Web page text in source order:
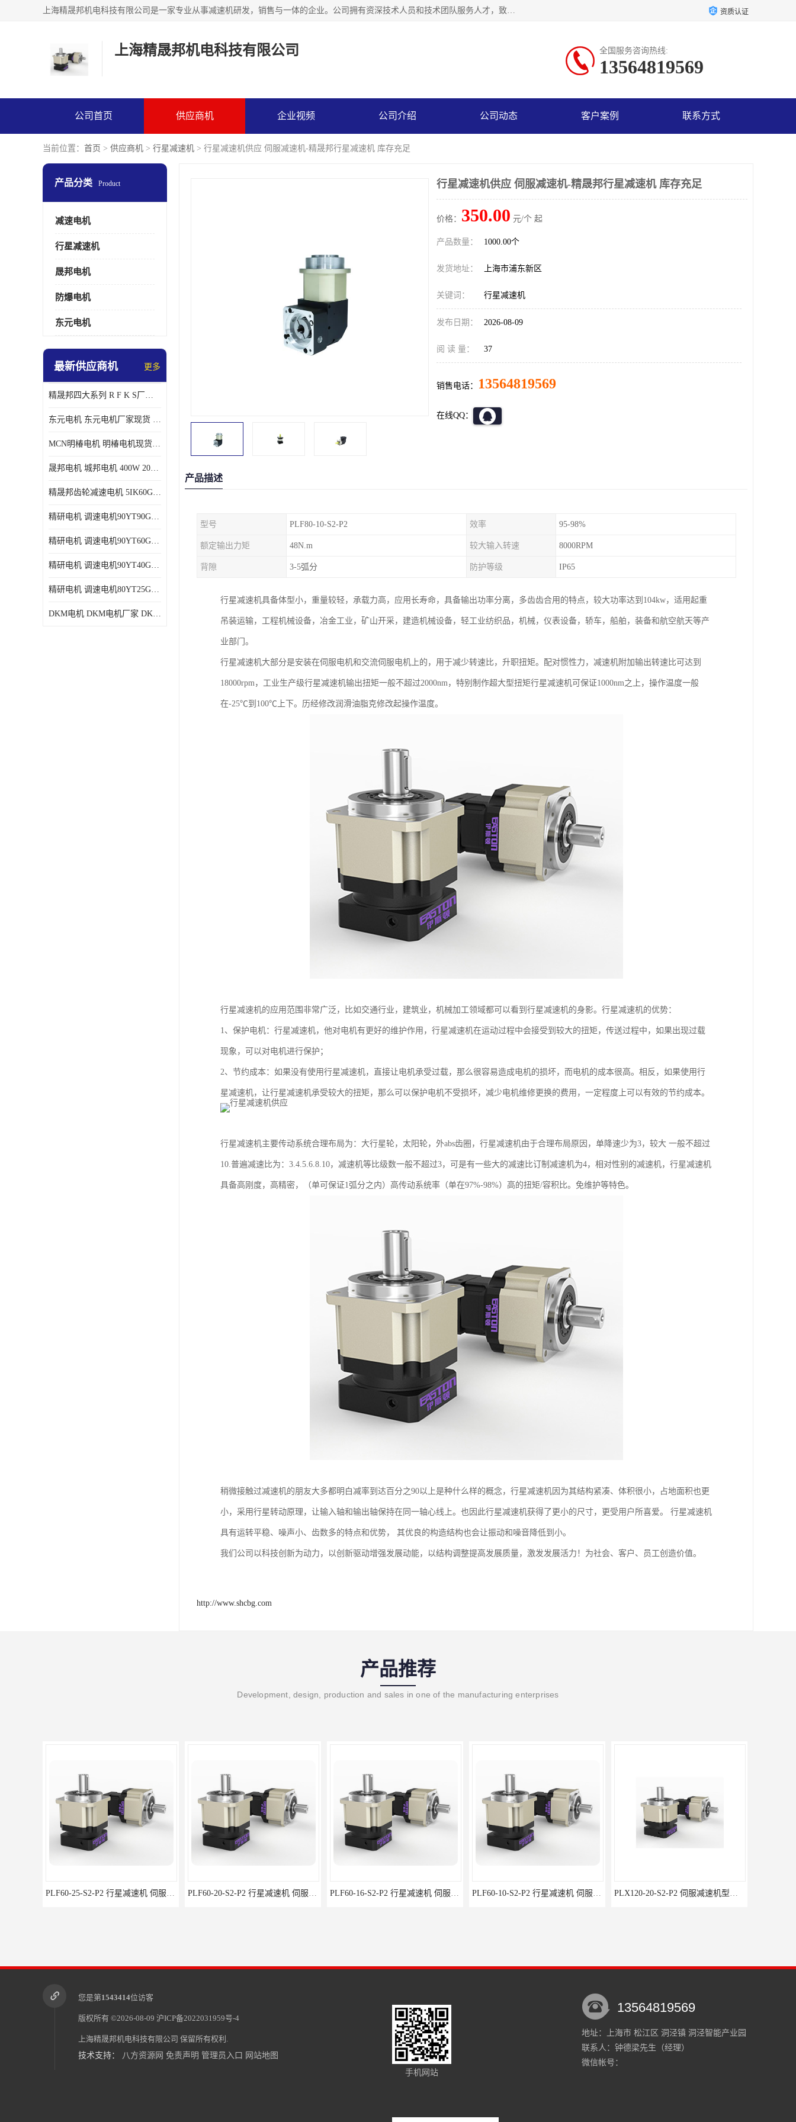
上海精晟邦机电科技有限公司是一家专业从事减速机研发，销售与一体的企业。公司拥有资深技术人员和技术团队服务人才，致力于为广大客户提供专业，细致的产品服务。主营产品有：中型减速电机，微型调速电机，精密行星减速机，蜗轮蜗杆减速机，RFKS四大系列减速机，SKM双曲面齿轮减速机，齿轮减速电机，行星减速机，防爆电机，变频器等系列；产品广泛用于汽车，船舶，能源，环保，包装，物流等领域，欢迎咨询。 资质认证
上海精晟邦机电科技有限公司 全国服务咨询热线:
13564819569
公司首页 供应商机 企业视频 公司介绍 公司动态 客户案例 联系方式
当前位置： 首页 > 供应商机 > 行星减速机 > 行星减速机供应 伺服减速机-精晟邦行星减速机 库存充足
产品分类 Product
减速电机
行星减速机
晟邦电机
防爆电机
东元电机
最新供应商机 更多
精晟邦四大系列 R F K S厂家现货 批发价格
东元电机 东元电机厂家现货 东元电机批发价格
MCN明椿电机 明椿电机现货 明椿电机批发价格
晟邦电机 城邦电机 400W 200W 库电机 德大库 臂电机
精晟邦齿轮减速电机 5IK60GU-CF/5IK60RGU-CF调速电机厂家现货批发价格
精研电机 调速电机90YT90GV22厂家现货批发价格
精研电机 调速电机90YT60GV22厂家现货批发价格
精研电机 调速电机90YT40GV22厂家现货批发价格
精研电机 调速电机80YT25GV22厂家现货批发价格
DKM电机 DKM电机厂家 DKM减速机现货批发价格
行星减速机供应 伺服减速机-精晟邦行星减速机 库存充足
价格： 350.00 元/个 起
产品数量： 1000.00个
发货地址： 上海市浦东新区
关键词： 行星减速机
发布日期： 2026-08-09
阅 读 量： 37
销售电话： 13564819569
在线QQ：
产品描述
型号 PLF80-10-S2-P2 效率 95-98%
额定输出力矩 48N.m 较大输入转速 8000RPM
背隙 3-5弧分 防护等级 IP65
行星减速机具备体型小，重量较轻，承载力高，应用长寿命，具备输出功率分离，多齿齿合用的特点，较大功率达到104kw，适用起重
吊装运输，工程机械设备，冶金工业，矿山开采，建造机械设备，轻工业纺织品，机械，仪表设备，轿车，船舶，装备和航空航天等产
业部门。
行星减速机大部分是安装在伺服电机和交流伺服电机上的，用于减少转速比，升职扭矩。配对惯性力，减速机附加输出转速比可达到
18000rpm，工业生产级行星减速机输出扭矩一般不超过2000nm，特别制作超大型扭矩行星减速机可保证1000nm之上，操作温度一般
在-25℃到100℃上下。历经修改润滑油脂克修改起操作温度。
行星减速机的应用范围非常广泛，比如交通行业，建筑业，机械加工领域都可以看到行星减速机的身影。行星减速机的优势：
1、保护电机：行星减速机，他对电机有更好的维护作用，行星减速机在运动过程中会接受到较大的扭矩，传送过程中，如果出现过载
现象，可以对电机进行保护；
2、节约成本：如果没有使用行星减速机，直接让电机承受过载，那么很容易造成电机的损坏，而电机的成本很高。相反，如果使用行
星减速机，让行星减速机承受较大的扭矩，那么可以保护电机不受损坏，减少电机维修更换的费用，一定程度上可以有效的节约成本。
行星减速机主要传动系统合理布局为：大行星轮，太阳轮，外abs齿圈，行星减速机由于合理布局原因，单降速少为3，较大 一般不超过
10.普遍减速比为：3.4.5.6.8.10，减速机等比级数一般不超过3，可是有一些大的减速比订制减速机为4，相对性别的减速机，行星减速机
具备高刚度，高精密，（单可保证1弧分之内）高传动系统率（单在97%-98%）高的扭矩/容积比。免维护等特色。
稍微接触过减速机的朋友大多都明白减率到达百分之90以上是种什么样的概念，行星减速机因为其结构紧凑、体积很小，占地面积也更
小，采用行星转动原理，让输入轴和输出轴保持在同一轴心线上。也因此行星减速机获得了更小的尺寸，更受用户所喜爱。 行星减速机
具有运转平稳、噪声小、齿数多的特点和优势， 其优良的构造结构也会让振动和噪音降低到小。
我们公司以科技创新为动力，以创新驱动增强发展动能，以结构调整提高发展质量，激发发展活力！为社会、客户、员工创造价值。
http://www.shcbg.com
产品推荐
Development, design, production and sales in one of the manufacturing enterprises
PLF60-25-S2-P2 行星减速机 伺服减速机 步进减速机 PLF60-20-S2-P2 行星减速机 伺服减速机 步进减速机 PLF60-16-S2-P2 行星减速机 伺服减速机 步进减速机 PLF60-10-S2-P2 行星减速机 伺服减速机 步进减速机 PLX120-20-S2-P2 伺服减速机型号 行星减速机-步进电机-伺服减速机
FAB142-20-S2-P2 行星齿轮减速机规格 行星减速机-步进电机-伺服减速机 FAB142-20-S2-P2 行星齿轮减速机厂家 行星减速机-步进电机-伺服减速机 PLX120-20-S2-P2 精密行星齿轮减速机参数 行星减速机-步进电机-伺服减速机
您是第1543414位访客
版权所有 ©2026-08-09 沪ICP备2022031959号-4
上海精晟邦机电科技有限公司 保留所有权利.
技术支持： 八方资源网 免责声明 管理员入口 网站地图
手机网站
13564819569
地址：上海市 松江区 洞泾镇 洞泾智能产业园
联系人：钟德梁先生 （经理）
微信帐号：